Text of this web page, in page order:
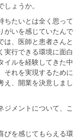
ょうか。
ちたいとは全く思って
がいを感じていたんで
は、医師と患者さんと
実行できる環境に面白
イルを経験してきた中
それを実現するために
え、開業を決意しまし
ジメントについて、こ
びを感じてもらえる環